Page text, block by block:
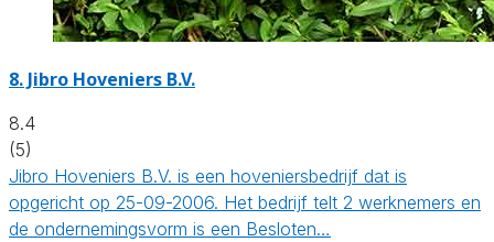
8. Jibro Hoveniers B.V.
8.4
(5)
Jibro Hoveniers B.V. is een hoveniersbedrijf dat is
opgericht op 25-09-2006. Het bedrijf telt 2 werknemers en
de ondernemingsvorm is een Besloten…